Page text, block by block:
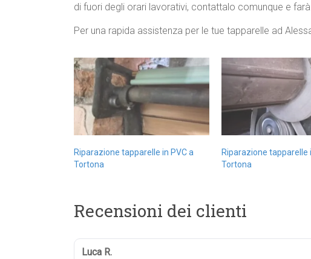
di fuori degli orari lavorativi, contattalo comunque e
Per una rapida assistenza per le tue tapparelle ad
Riparazione tapparelle in PVC a
Tortona
Riparazione tapparelle
Tortona
Recensioni dei clienti
Luca R.